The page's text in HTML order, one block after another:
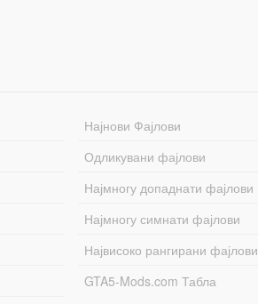
Најнови Фајлови
Одликувани фајлови
Најмногу допаднати фајлови
Најмногу симнати фајлови
Највисоко рангирани фајлови
GTA5-Mods.com Табла